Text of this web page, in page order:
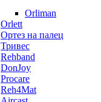
Orliman
Orlett
Ортез на палец
Тривес
Rehband
DonJoy
Procare
Reh4Mat